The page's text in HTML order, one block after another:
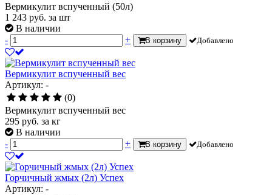
Вермикулит вспученный (50л)
1 243 руб. за шт
В наличии
-
+ В корзину Добавлено
Вермикулит вспученный вес
Артикул: -
(0)
Вермикулит вспученный вес
295 руб. за кг
В наличии
-
+ В корзину Добавлено
Горчичный жмых (2л) Успех
Артикул: -